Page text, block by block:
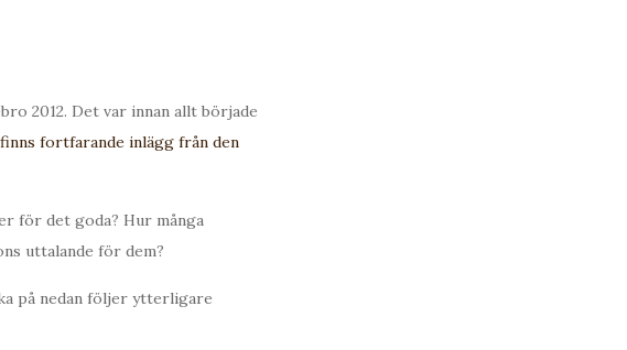
2012. Det var innan allt började
fortfarande inlägg från den
för det goda? Hur många
uttalande för dem?
på nedan följer ytterligare